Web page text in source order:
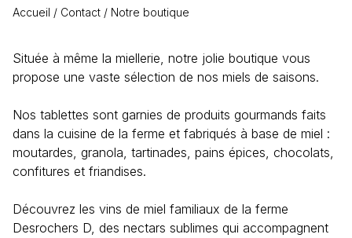
Accueil / Contact / Notre boutique
Située à même la miellerie, notre jolie boutique vous
propose une vaste sélection de nos miels de saisons.
Nos tablettes sont garnies de produits gourmands faits
dans la cuisine de la ferme et fabriqués à base de miel :
moutardes, granola, tartinades, pains épices, chocolats,
confitures et friandises.
Découvrez les vins de miel familiaux de la ferme
Desrochers D, des nectars sublimes qui accompagnent